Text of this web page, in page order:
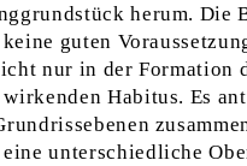
herum. Die
guten
nur in der Formation
Habitus. Es
unterschiedliche